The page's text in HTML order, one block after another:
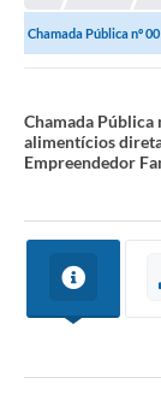
Chamada Pública nº
Chamada Pública
alimentícios
Empreendedor